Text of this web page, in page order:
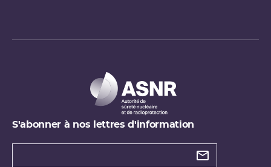
S'abonner à nos lettres d'information
Types de